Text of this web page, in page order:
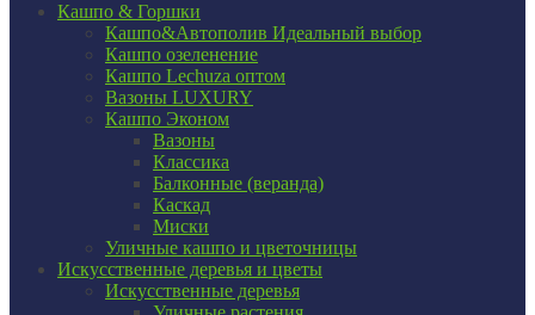
Кашпо & Горшки
Кашпо&Автополив Идеальный выбор
Кашпо озеленение
Кашпо Lechuza оптом
Вазоны LUXURY
Кашпо Эконом
Вазоны
Классика
Балконные (веранда)
Каскад
Миски
Уличные кашпо и цветочницы
Искусственные деревья и цветы
Искусственные деревья